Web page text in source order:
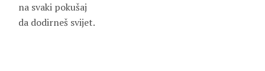
na svaki pokušaj
da dodirneš svijet.